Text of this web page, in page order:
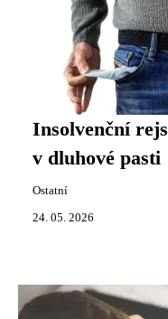
Insolvenční
v dluhové pasti
Ostatní
24. 05. 2026